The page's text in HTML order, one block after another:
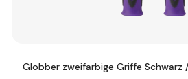
Globber zweifarbige Griffe